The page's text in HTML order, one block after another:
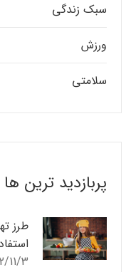
سبک زندگی
ورزش
سلامتی
پربازدید ترین ها
11/3